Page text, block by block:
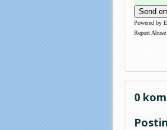
Powered by
Report Abuse
0